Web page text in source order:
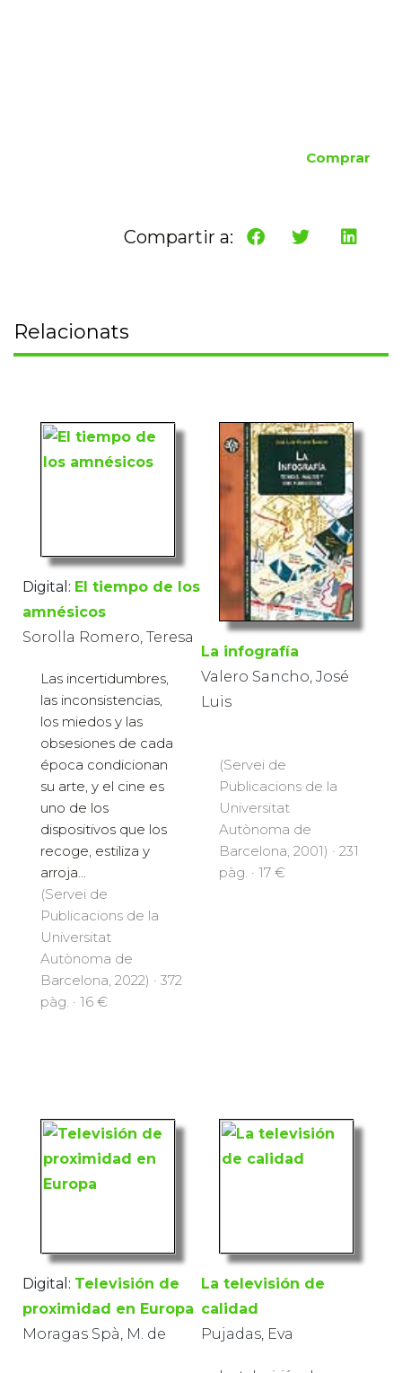
Comprar
Compartir a:
Relacionats
Digital: El tiempo de los
amnésicos
Sorolla Romero, Teresa
Las incertidumbres,
las inconsistencias,
los miedos y las
obsesiones de cada
época condicionan
su arte, y el cine es
uno de los
dispositivos que los
recoge, estiliza y
arroja...
(Servei de
Publicacions de la
Universitat
Autònoma de
Barcelona, 2022) · 372
pàg. · 16 €
La infografía
Valero Sancho, José
Luis
(Servei de
Publicacions de la
Universitat
Autònoma de
Barcelona, 2001) · 231
pàg. · 17 €
Digital: Televisión de
proximidad en Europa
Moragas Spà, M. de
La televisión de
calidad
Pujadas, Eva